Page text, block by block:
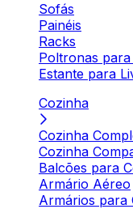
Sofás
Painéis
Racks
Poltronas
Estante para
Cozinha
Cozinha
Cozinha
Balcões para
Armário Aéreo
Armários para